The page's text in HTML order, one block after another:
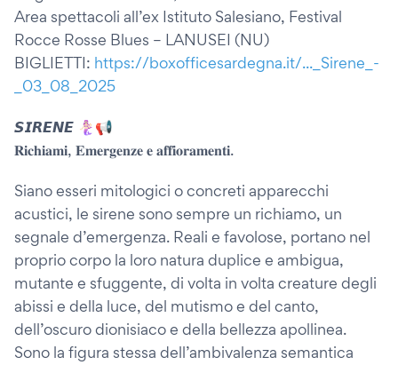
Area spettacoli all’ex Istituto Salesiano, Festival
Rocce Rosse Blues – LANUSEI (NU)
BIGLIETTI: https://boxofficesardegna.it/..._Sirene_-
_03_08_2025
𝙎𝙄𝙍𝙀𝙉𝙀 🧜🏻‍♀️📢
𝐑𝐢𝐜𝐡𝐢𝐚𝐦𝐢, 𝐄𝐦𝐞𝐫𝐠𝐞𝐧𝐳𝐞 𝐞 𝐚𝐟𝐟𝐢𝐨𝐫𝐚𝐦𝐞𝐧𝐭𝐢.
Siano esseri mitologici o concreti apparecchi
acustici, le sirene sono sempre un richiamo, un
segnale d’emergenza. Reali e favolose, portano nel
proprio corpo la loro natura duplice e ambigua,
mutante e sfuggente, di volta in volta creature degli
abissi e della luce, del mutismo e del canto,
dell’oscuro dionisiaco e della bellezza apollinea.
Sono la figura stessa dell’ambivalenza semantica